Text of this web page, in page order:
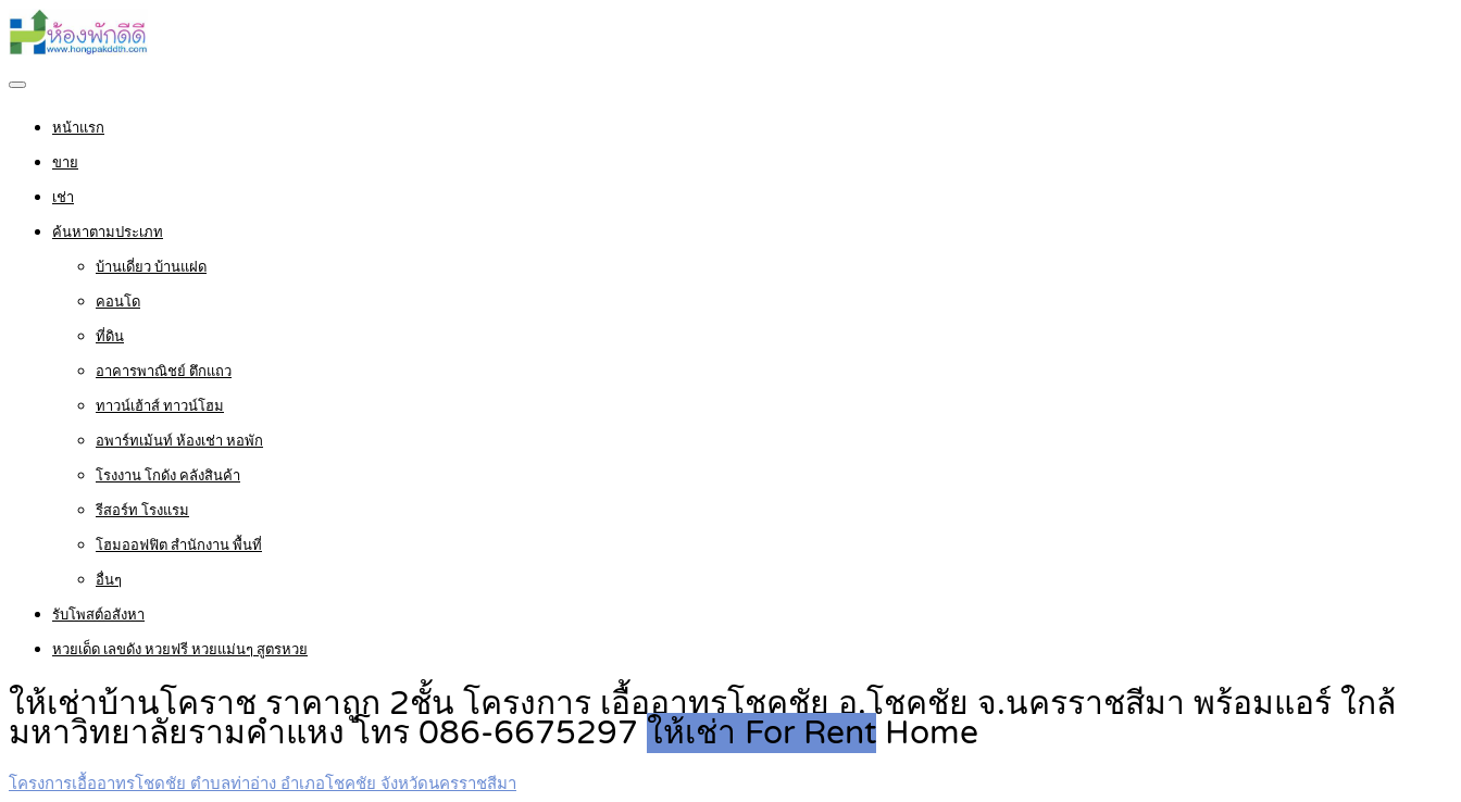
หน้าแรก
ขาย
เช่า
ค้นหาตามประเภท
บ้านเดี่ยว บ้านแฝด
คอนโด
ที่ดิน
อาคารพาณิชย์ ตึกแถว
ทาวน์เฮ้าส์ ทาวน์โฮม
อพาร์ทเม้นท์ ห้องเช่า หอพัก
โรงงาน โกดัง คลังสินค้า
รีสอร์ท โรงแรม
โฮมออฟฟิต สำนักงาน พื้นที่
อื่นๆ
รับโพสต์อสังหา
หวยเด็ด เลขดัง หวยฟรี หวยแม่นๆ สูตรหวย
ให้เช่าบ้านโคราช ราคาถูก 2ชั้น โครงการ เอื้ออาทรโชคชัย อ.โชคชัย จ.นครราชสีมา พร้อมแอร์ ใกล้
มหาวิทยาลัยรามคำแหง โทร 086-6675297 ให้เช่า For Rent Home
โครงการเอื้ออาทรโชดชัย ตำบลท่าอ่าง อำเภอโชคชัย จังหวัดนครราชสีมา